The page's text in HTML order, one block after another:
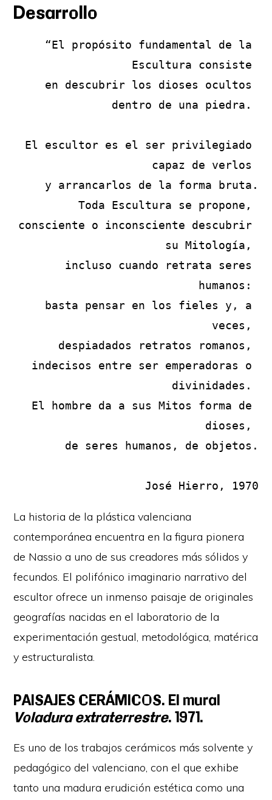
Desarrollo
“El propósito fundamental de la
Escultura consiste
en descubrir los dioses ocultos
dentro de una piedra.
El escultor es el ser privilegiado
capaz de verlos
y arrancarlos de la forma bruta.
Toda Escultura se propone,
consciente o inconsciente descubrir
su Mitología,
incluso cuando retrata seres
humanos:
basta pensar en los fieles y, a
veces,
despiadados retratos romanos,
indecisos entre ser emperadoras o
divinidades.
El hombre da a sus Mitos forma de
dioses,
de seres humanos, de objetos.
José Hierro, 1970
La historia de la plástica valenciana
contemporánea encuentra en la figura pionera
de Nassio a uno de sus creadores más sólidos y
fecundos. El polifónico imaginario narrativo del
escultor ofrece un inmenso paisaje de originales
geografías nacidas en el laboratorio de la
experimentación gestual, metodológica, matérica
y estructuralista.
PAISAJES CERÁMICOS. El mural
Voladura extraterrestre. 1971.
Es uno de los trabajos cerámicos más solvente y
pedagógico del valenciano, con el que exhibe
tanto una madura erudición estética como una